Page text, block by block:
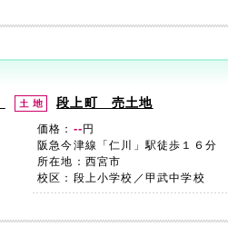
段上町 売土地
価格： --円
阪急今津線「仁川」駅徒歩１６分
所在地：西宮市
校区：段上小学校／甲武中学校